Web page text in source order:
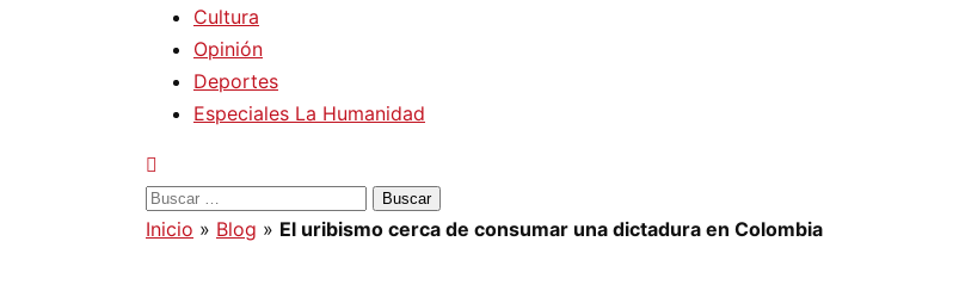
Cultura
Opinión
Deportes
Especiales La Humanidad
Buscar:
Inicio » Blog » El uribismo cerca de consumar una dictadura en Colombia